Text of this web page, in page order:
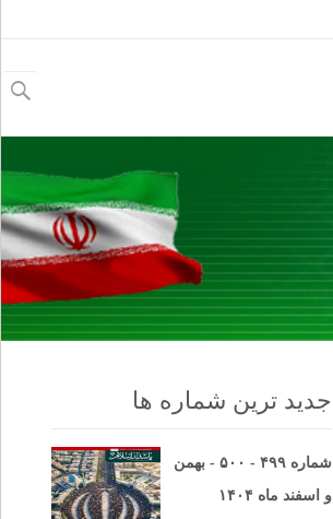
برای:
جدید ترین شماره ها
شماره ۴۹۹ - ۵۰۰ - بهمن
و اسفند ماه ۱۴۰۴